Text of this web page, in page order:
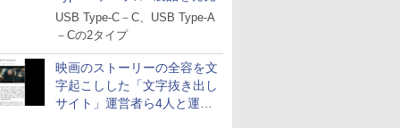
USB Type-C－C、USB Type-A
－Cの2タイプ
映画のストーリーの全容を文
字起こしした「文字抜き出し
サイト」運営者ら4人と運営